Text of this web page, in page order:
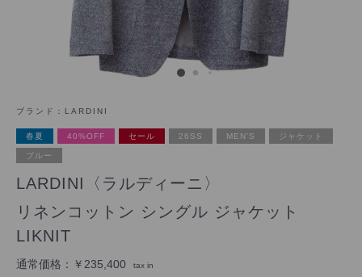
ブランド： LARDINI
春夏 40%OFF セール 26SS MEN'S ジャケット
ブルー
LARDINI〈ラルディーニ〉
リネンコットン シングル ジャケット
LIKNIT
通常価格： ￥235,400 tax in